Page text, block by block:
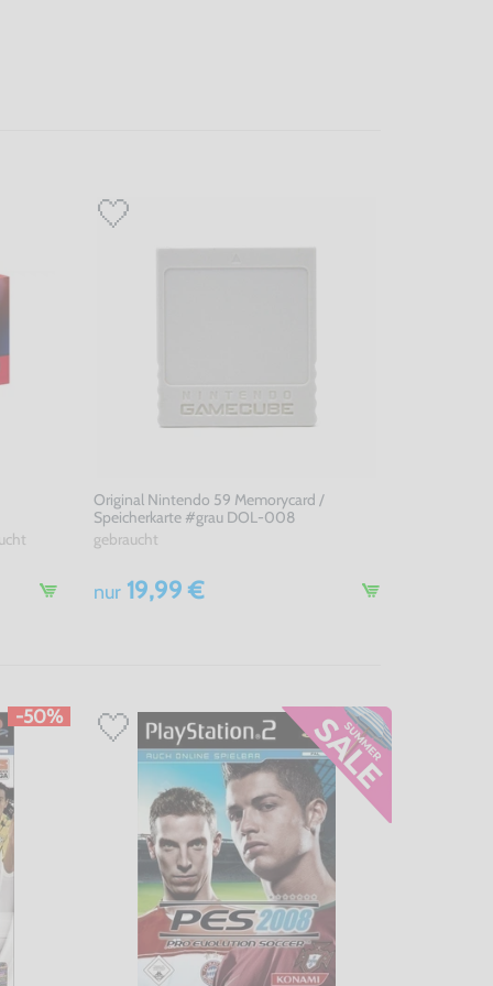
Original Nintendo 59 Memorycard /
Speicherkarte #grau DOL-008
gebraucht
nur19,99 €
-50%